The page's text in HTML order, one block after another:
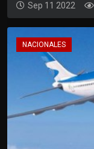
Sep 11 2022
NACIONALES